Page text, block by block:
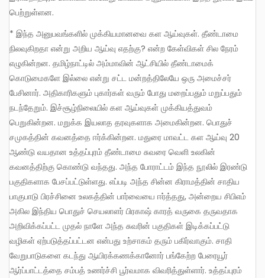
பெற்றுள்ளன.
* இந்த அனுபவங்களில் முக்கியமானவை கள ஆய்வுகள். தீண்டாமை
நிலவுகிறதா என்று அறிய ஆய்வு எதற்கு? என்ற கேள்விகள் சில நேரம்
எழுகின்றன. தமிழ்நாட்டில் அம்மாவின் ஆட்சியில் தீண்டாமைக்
கொடுமைகளே இல்லை என்று சட்ட மன்றத்திலேயே ஒரு அமைச்சர்
பேசினார். அதிகாரிகளும் புகார்கள் வரும் போது மறைப்பதும் மறுப்பதும்
நடந்தேறும். இச்சூழ்நிலையில் கள ஆய்வுகள் முக்கியத்துவம்
பெறுகின்றன. மறுக்க இயலாத தரவுகளாக அமைகின்றன. பொதுச்
சமுகத்தின் கவனத்தை ஈர்க்கின்றன. மதுரை மாவட்ட கள ஆய்வு 20
ஆண்டு வயதான உத்தப்புரம் தீண்டாமை சுவரை வெளி உலகின்
கவனத்திற்கு கொண்டு வந்தது. அந்த போராட்டம் இந்த நூலில் இரண்டு
பகுதிகளாக பேசப்பட்டுள்ளது. எப்படி அந்த சின்ன கிராமத்தின் சாதிய
பாகுபாடு பிரச்சினை உலகத்தின் பார்வையை ஈர்த்தது, அன்றைய சிபிஎம்
அகில இந்திய பொதுச் செயலாளர் பிரகாஷ் காரத் வருகை தருவதாக
அறிவிக்கப்பட்ட முதல் நாளே அந்த சுவரின் பகுதிகள் இடிக்கப்பட்டு
வழிகள் ஏற்படுத்தப்பட்டன என்பது உற்சாகம் தரும் பகிர்வாகும். சாதி
வேறுபாடுகளை கடந்து ஆயிரக்கணக்கானோர் பங்கேற்ற பேரையூர்
ஆர்ப்பாட்டத்தை சம்பத் உணர்ச்சி பூர்வமாக விவரித்துள்ளார். உத்தப்புரம்